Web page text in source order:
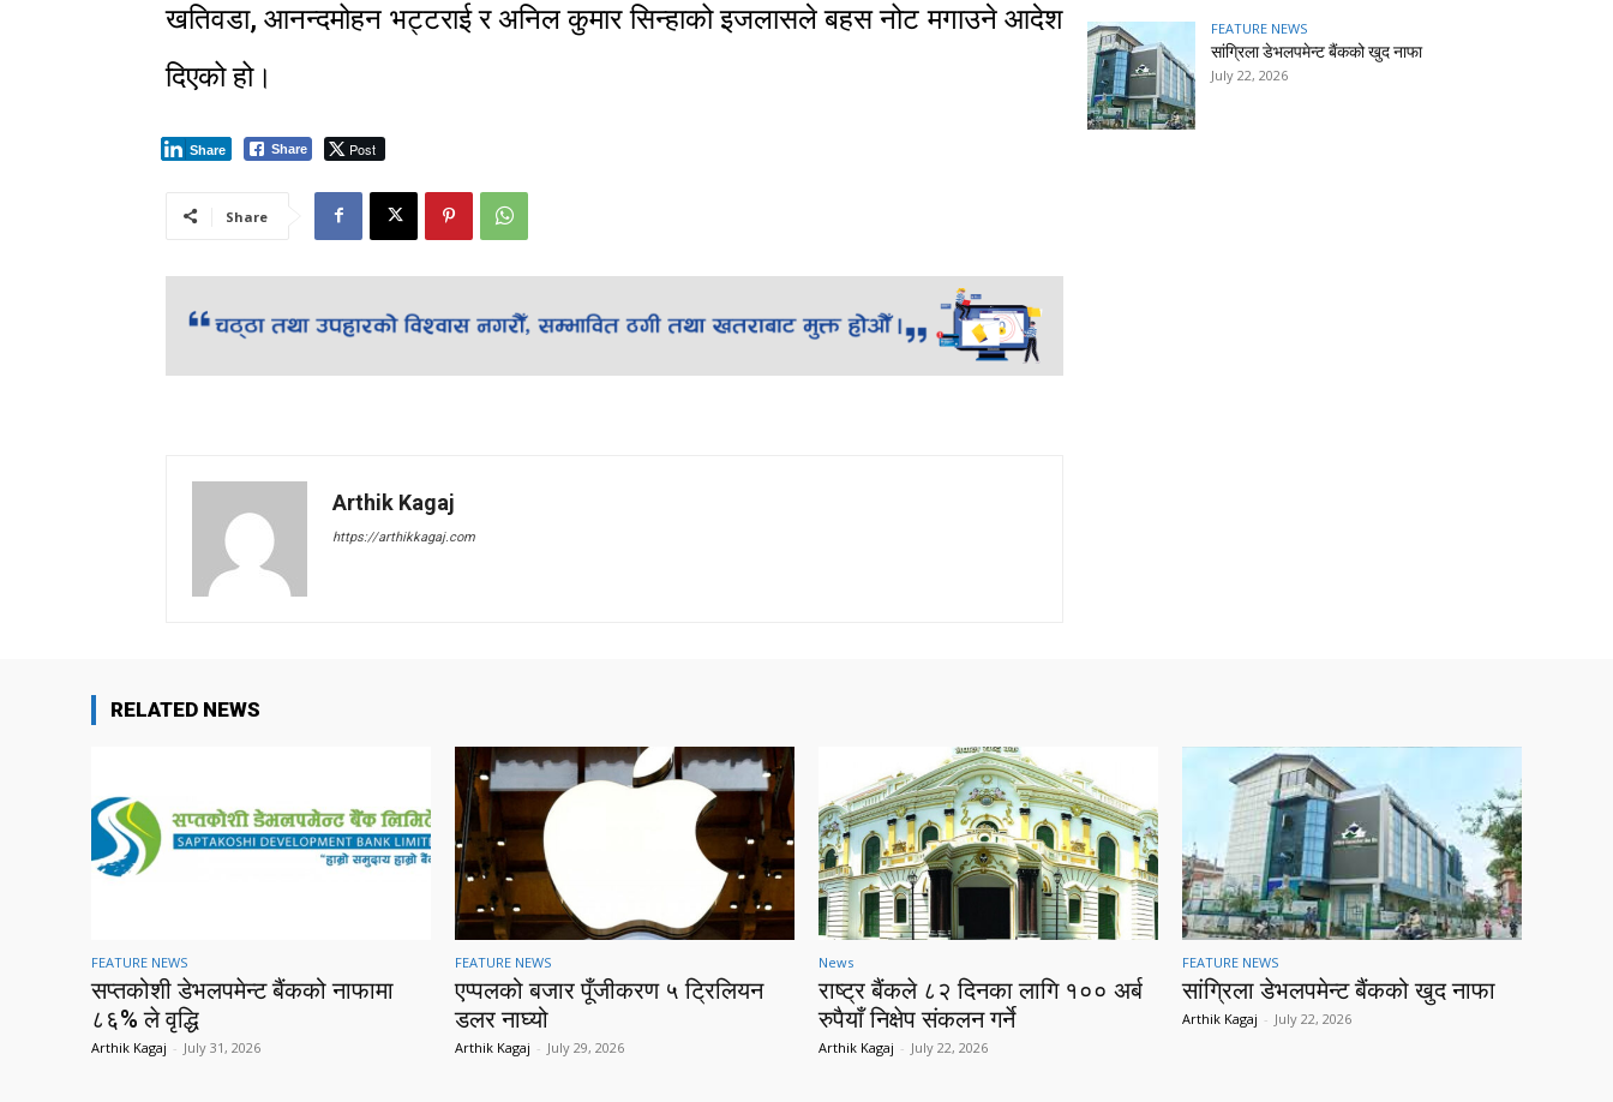
खतिवडा, आनन्दमोहन भट्टराई र अनिल कुमार सिन्हाको इजलासले बहस नोट मगाउने आदेश
दिएको हो।
Share Post
Share
Share
Arthik Kagaj
https://arthikkagaj.com
FEATURE NEWS
सांग्रिला डेभलपमेन्ट बैंकको खुद नाफा
July 22, 2026
RELATED NEWS
FEATURE NEWS
सप्तकोशी डेभलपमेन्ट बैंकको नाफामा
८६% ले वृद्धि
Arthik Kagaj - July 31, 2026
FEATURE NEWS
एप्पलको बजार पूँजीकरण ५ ट्रिलियन
डलर नाघ्यो
Arthik Kagaj - July 29, 2026
News
राष्ट्र बैंकले ८२ दिनका लागि १०० अर्ब
रुपैयाँ निक्षेप संकलन गर्ने
Arthik Kagaj - July 22, 2026
FEATURE NEWS
सांग्रिला डेभलपमेन्ट बैंकको खुद नाफा
Arthik Kagaj - July 22, 2026